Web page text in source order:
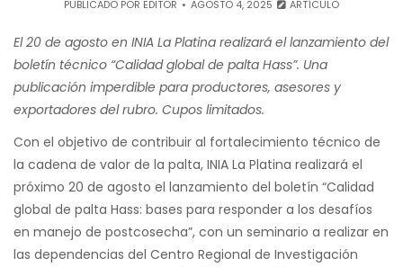
PUBLICADO POR EDITOR AGOSTO 4, 2025 ARTÍCULO
El 20 de agosto en INIA La Platina realizará el lanzamiento del
boletín técnico “Calidad global de palta Hass”. Una
publicación imperdible para productores, asesores y
exportadores del rubro. Cupos limitados.
Con el objetivo de contribuir al fortalecimiento técnico de
la cadena de valor de la palta, INIA La Platina realizará el
próximo 20 de agosto el lanzamiento del boletín “Calidad
global de palta Hass: bases para responder a los desafíos
en manejo de postcosecha”, con un seminario a realizar en
las dependencias del Centro Regional de Investigación